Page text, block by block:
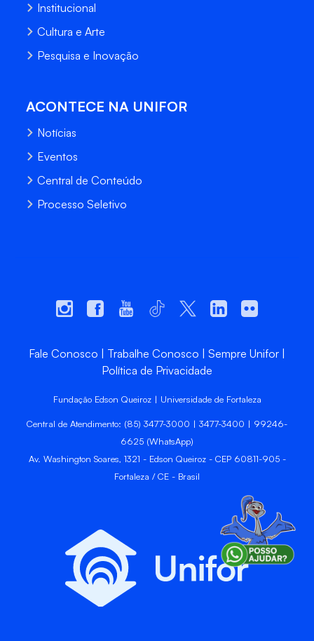
Institucional
Cultura e Arte
Pesquisa e Inovação
ACONTECE NA UNIFOR
Notícias
Eventos
Central de Conteúdo
Processo Seletivo
Fale Conosco Trabalhe Conosco
Sempre Unifor
Política de Privacidade
Fundação Edson Queiroz | Universidade de Fortaleza
Central de Atendimento: (85) 3477-3000 | 3477-3400 | 99246-
6625 (WhatsApp)
Av. Washington Soares, 1321 - Edson Queiroz - CEP 60811-905 -
Fortaleza / CE - Brasil